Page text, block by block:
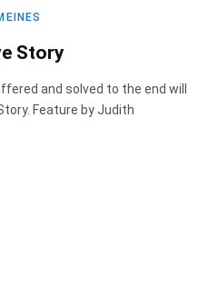
Story
and solved to the end will
Feature by Judith